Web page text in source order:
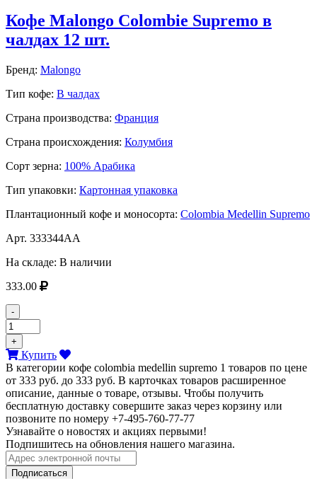
Кофе Malongo Colombie Supremo в
чалдах 12 шт.
Бренд: Malongo
Тип кофе: В чалдах
Страна производства: Франция
Страна происхождения: Колумбия
Сорт зерна: 100% Арабика
Тип упаковки: Картонная упаковка
Плантационный кофе и моносорта: Colombia Medellin Supremo
Арт. 333344AA
На складе: В наличии
333.00
-
+
Купить
В категории кофе colombia medellin supremo 1 товаров по цене
от 333 руб. до 333 руб. В карточках товаров расширенное
описание, данные о товаре, отзывы. Чтобы получить
бесплатную доставку совершите заказ через корзину или
позвоните по номеру +7-495-760-77-77
Узнавайте о новостях и акциях первыми!
Подпишитесь на обновления нашего магазина.
Подписаться